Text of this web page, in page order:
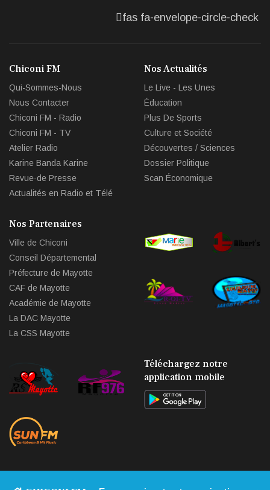
fas fa-envelope-circle-check
Chiconi FM
Qui-Sommes-Nous
Nous Contacter
Chiconi FM - Radio
Chiconi FM - TV
Atelier Radio
Karine Banda Karine
Revue-de Presse
Actualités en Radio et Télé
Nos Actualités
Le Live - Les Unes
Éducation
Plus De Sports
Culture et Société
Découvertes / Sciences
Dossier Politique
Scan Économique
Nos Partenaires
Ville de Chiconi
Conseil Départemental
Préfecture de Mayotte
CAF de Mayotte
Académie de Mayotte
La DAC Mayotte
La CSS Mayotte
Téléchargez notre
application mobile